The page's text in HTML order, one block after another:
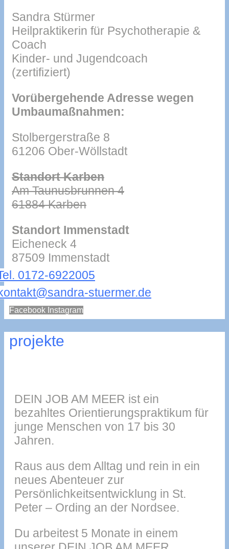
Sandra Stürmer
Heilpraktikerin für Psychotherapie &
Coach
Kinder- und Jugendcoach
(zertifiziert)
Vorübergehende Adresse wegen
Umbaumaßnahmen:
Stolbergerstraße 8
61206 Ober-Wöllstadt
Standort Karben
Am Taunusbrunnen 4
61884 Karben
Standort Immenstadt
Eicheneck 4
87509 Immenstadt
0172-6922005
stuermer.de
Facebook Instagram
projekte
DEIN JOB AM MEER ist ein
bezahltes Orientierungspraktikum für
junge Menschen von 17 bis 30
Jahren.
Raus aus dem Alltag und rein in ein
neues Abenteuer zur
Persönlichkeitsentwicklung in St.
Peter – Ording an der Nordsee.
Du arbeitest 5 Monate in einem